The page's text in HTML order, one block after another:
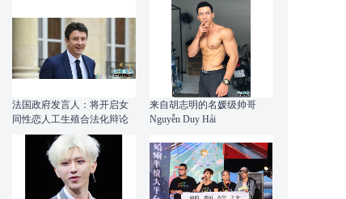
法国政府发言人：将开启女
同性恋人工生殖合法化辩论
来自胡志明的名媛级帅哥
Nguyễn Duy Hải